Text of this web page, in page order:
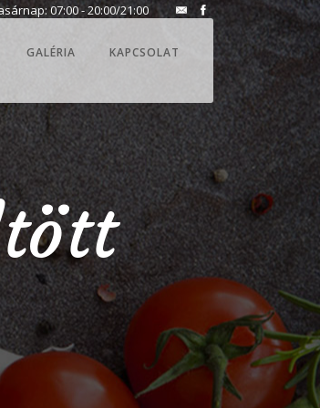
07:00 - 20:00/21:00
GALÉRIA KAPCSOLAT